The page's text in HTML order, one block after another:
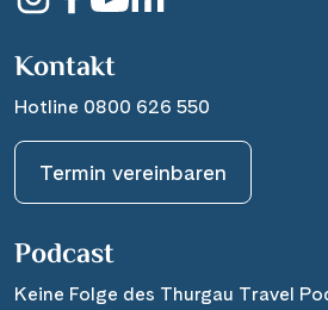
Kontakt
Hotline 0800 626 550
Termin vereinbaren
Podcast
Keine Folge des Thurgau Travel